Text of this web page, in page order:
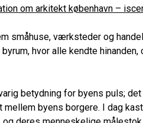
om arkitekt københavn –
småhuse, værksteder og
hvor alle kendte
betydning for byens puls;
byens borgere. I dag